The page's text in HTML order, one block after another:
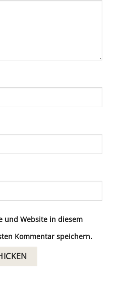
und Website in diesem
Kommentar speichern.